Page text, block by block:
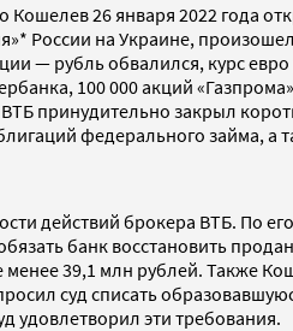
Кошелев 26 января 2022 года
России на Украине,
— рубль обвалился, курс
100 000 акций
принудительно закрыл
федерального займа, а
действий брокера ВТБ. По
банк восстановить
39,1 млн рублей. Также
суд списать
удовлетворил эти требования.